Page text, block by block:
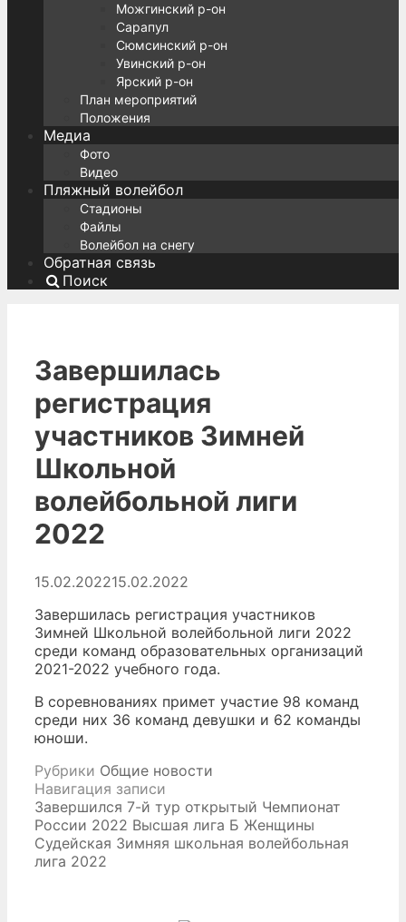
Можгинский р-он
Сарапул
Сюмсинский р-он
Увинский р-он
Ярский р-он
План мероприятий
Положения
Медиа
Фото
Видео
Пляжный волейбол
Стадионы
Файлы
Волейбол на снегу
Обратная связь
Поиск
Завершилась
регистрация
участников Зимней
Школьной
волейбольной лиги
2022
15.02.202215.02.2022
Завершилась регистрация участников
Зимней Школьной волейбольной лиги 2022
среди команд образовательных организаций
2021-2022 учебного года.
В соревнованиях примет участие 98 команд
среди них 36 команд девушки и 62 команды
юноши.
Рубрики Общие новости
Навигация записи
Завершился 7-й тур открытый Чемпионат
России 2022 Высшая лига Б Женщины
Судейская Зимняя школьная волейбольная
лига 2022